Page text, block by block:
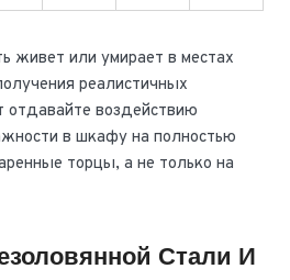
живет или умирает в местах
реалистичных
отдавайте воздействию
в шкафу на полностью
торцы, а не только на
Стали И